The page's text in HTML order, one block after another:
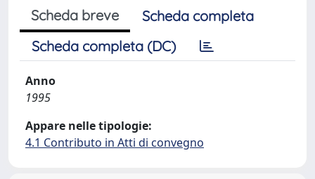
Scheda breve
Scheda completa
Scheda completa (DC)
Anno
1995
Appare nelle tipologie:
4.1 Contributo in Atti di convegno